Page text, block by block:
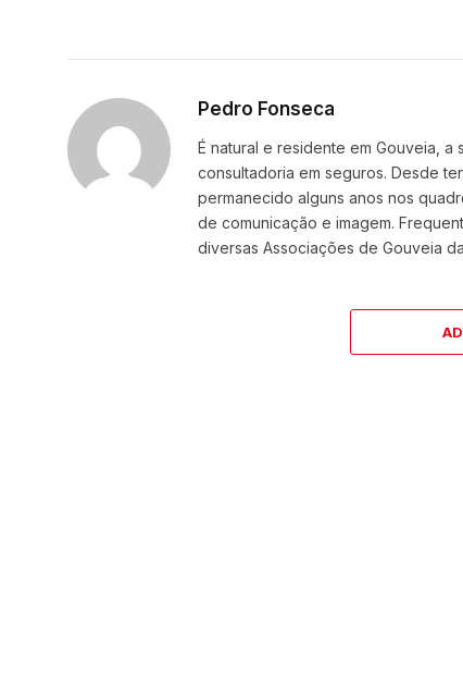
Pedro Fonseca
É natural e residente em Gouveia,
consultadoria em seguros. Desde
permanecido alguns anos nos
de comunicação e imagem.
diversas Associações de Gouveia